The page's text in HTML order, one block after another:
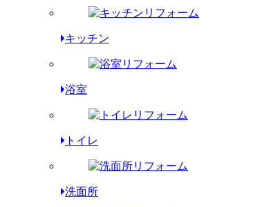
キッチン
浴室
トイレ
洗面所